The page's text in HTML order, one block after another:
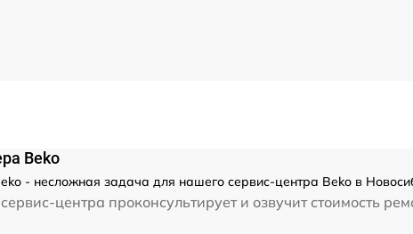
Beko
- несложная задача для нашего сервис-центра Beko в
центра проконсультирует и озвучит стоимость